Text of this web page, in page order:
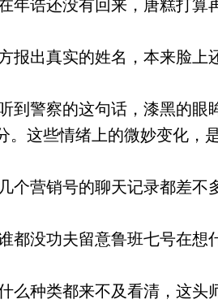
诰还没有回来，唐糕打算
出真实的姓名，本来脸上
警察的这句话，漆黑的眼
。这些情绪上的微妙变化，
营销号的聊天记录都差不
没功夫留意鲁班七号在想
种类都来不及看清，这头